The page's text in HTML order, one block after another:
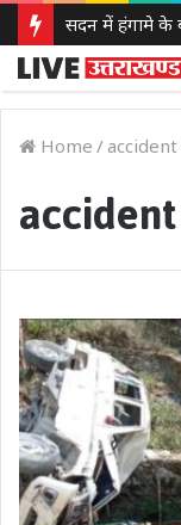
Home / accident